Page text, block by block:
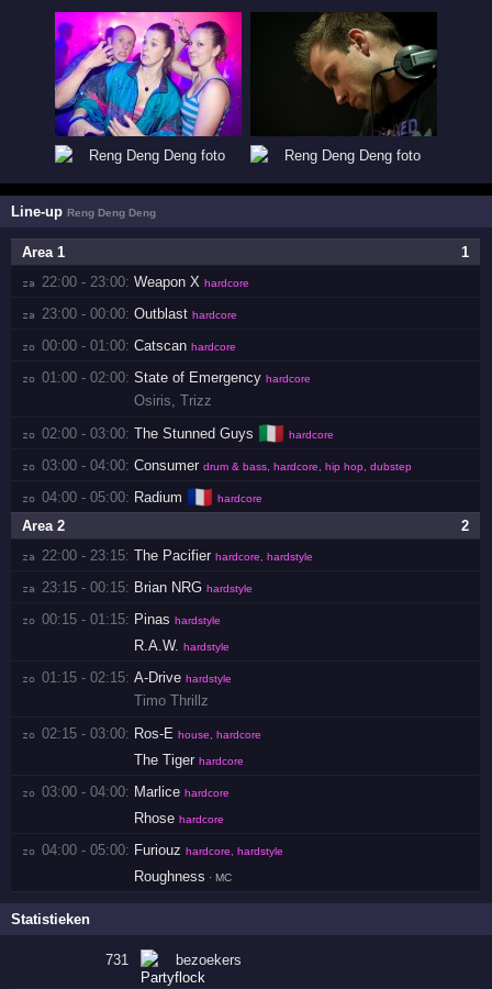
Line-upReng Deng Deng
1
Area 1
za 22:00 - 23:00: Weapon X hardcore
za 23:00 - 00:00: Outblast hardcore
zo 00:00 - 01:00: Catscan hardcore
zo 01:00 - 02:00: State of Emergency hardcore
Osiris,Trizz
zo 02:00 - 03:00: The Stunned Guys 🇮🇹 hardcore
zo 03:00 - 04:00: Consumer drum & bass, hardcore, hip hop, dubstep
zo 04:00 - 05:00: Radium 🇫🇷 hardcore
2
Area 2
za 22:00 - 23:15: The Pacifier hardcore, hardstyle
za 23:15 - 00:15: Brian NRG hardstyle
zo 00:15 - 01:15: Pinas hardstyle
R.A.W. hardstyle
zo 01:15 - 02:15: A-Drive hardstyle
Timo Thrillz
zo 02:15 - 03:00: Ros-E house, hardcore
The Tiger hardcore
zo 03:00 - 04:00: Marlice hardcore
Rhose hardcore
zo 04:00 - 05:00: Furiouz hardcore, hardstyle
Roughness · MC
Statistieken
731 bezoekers